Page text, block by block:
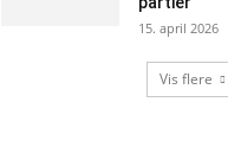
15. april 2026
Vis flere